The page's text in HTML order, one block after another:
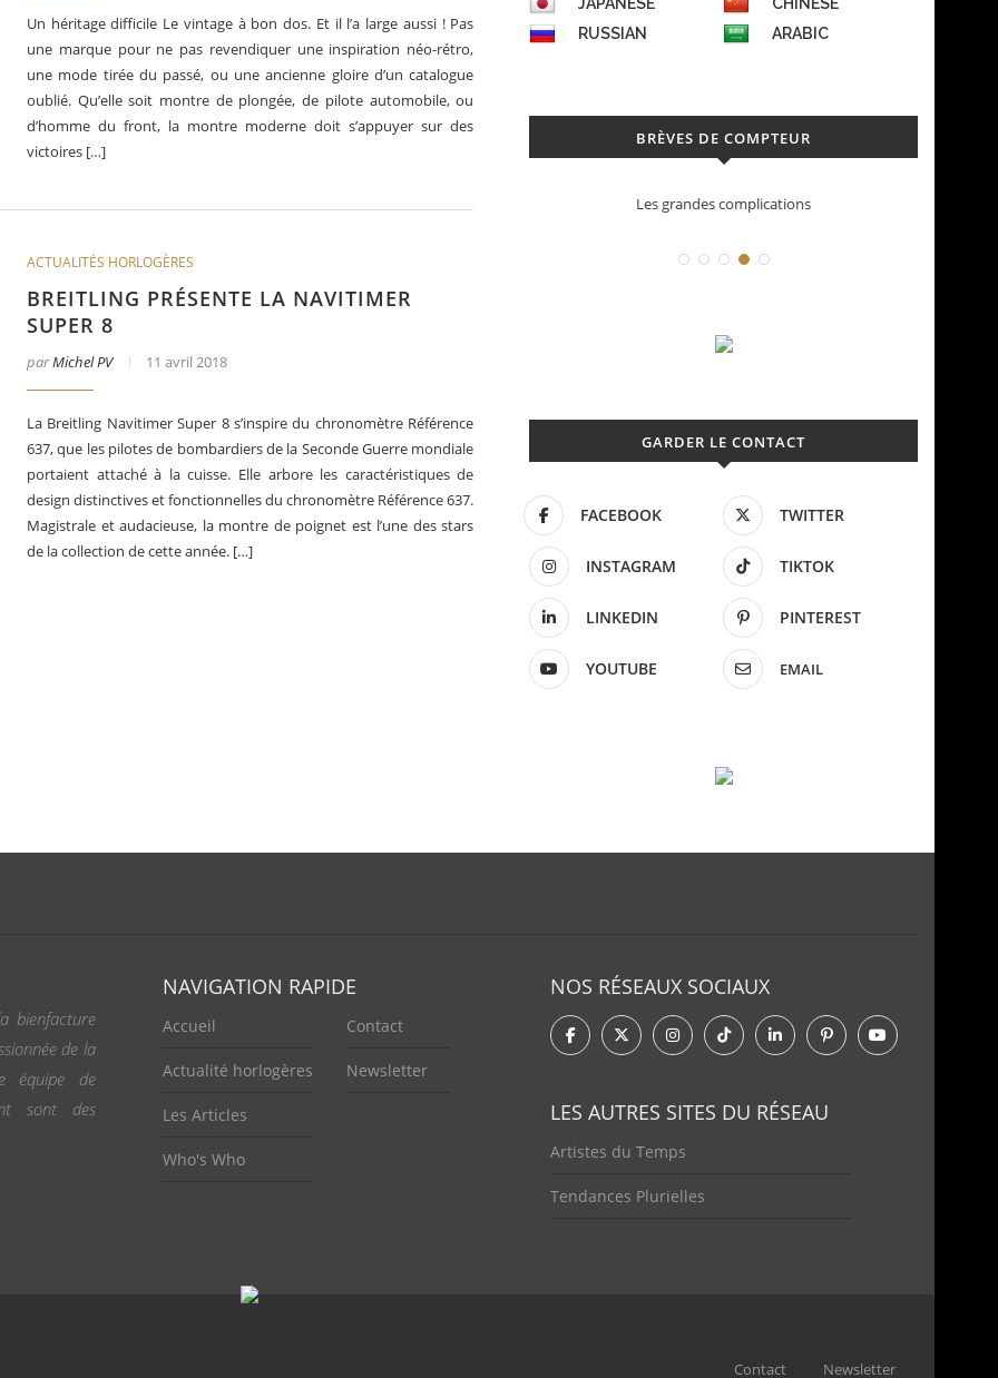
Un héritage difficile Le vintage à bon dos. Et il l’a large aussi ! Pas
une marque pour ne pas revendiquer une inspiration néo-rétro,
une mode tirée du passé, ou une ancienne gloire d’un catalogue
oublié. Qu’elle soit montre de plongée, de pilote automobile, ou
d’homme du front, la montre moderne doit s’appuyer sur des
victoires […]
ACTUALITÉS HORLOGÈRES
BREITLING PRÉSENTE LA NAVITIMER
SUPER 8
parMichel PV 11 avril 2018
La Breitling Navitimer Super 8 s’inspire du chronomètre Référence
637, que les pilotes de bombardiers de la Seconde Guerre mondiale
portaient attaché à la cuisse. Elle arbore les caractéristiques de
design distinctives et fonctionnelles du chronomètre Référence 637.
Magistrale et audacieuse, la montre de poignet est l’une des stars
de la collection de cette année. […]
RUSSIAN
ARABIC
BRÈVES DE COMPTEUR
Les grandes complications
GARDER LE CONTACT
FACEBOOK TWITTER
INSTAGRAM TIKTOK
LINKEDIN PINTEREST
YOUTUBE EMAIL
bienfacture
de la
équipe de
sont des
NAVIGATION RAPIDE
Accueil
Actualité horlogères
Les Articles
Who's Who
Contact
Newsletter
NOS RÉSEAUX SOCIAUX
LES AUTRES SITES DU RÉSEAU
Artistes du Temps
Tendances Plurielles
Contact Newsletter